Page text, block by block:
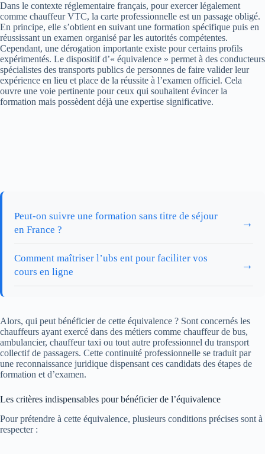
Dans le contexte réglementaire français, pour exercer légalement
comme chauffeur VTC, la carte professionnelle est un passage obligé.
En principe, elle s’obtient en suivant une formation spécifique puis en
réussissant un examen organisé par les autorités compétentes.
Cependant, une dérogation importante existe pour certains profils
expérimentés. Le dispositif d’« équivalence » permet à des conducteurs
spécialistes des transports publics de personnes de faire valider leur
expérience en lieu et place de la réussite à l’examen officiel. Cela
ouvre une voie pertinente pour ceux qui souhaitent évincer la
formation mais possèdent déjà une expertise significative.
Peut-on suivre une formation sans titre de séjour
en France ?
→
Comment maîtriser l’ubs ent pour faciliter vos
cours en ligne
→
Alors, qui peut bénéficier de cette équivalence ? Sont concernés les
chauffeurs ayant exercé dans des métiers comme chauffeur de bus,
ambulancier, chauffeur taxi ou tout autre professionnel du transport
collectif de passagers. Cette continuité professionnelle se traduit par
une reconnaissance juridique dispensant ces candidats des étapes de
formation et d’examen.
Les critères indispensables pour bénéficier de l’équivalence
Pour prétendre à cette équivalence, plusieurs conditions précises sont à
respecter :